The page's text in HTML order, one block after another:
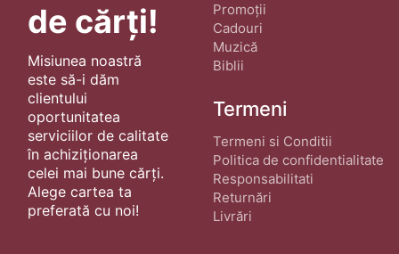
de cărți!
Misiunea noastră
este să-i dăm
clientului
oportunitatea
serviciilor de calitate
în achiziționarea
celei mai bune cărți.
Alege cartea ta
preferată cu noi!
Promoții
Cadouri
Muzică
Biblii
Termeni
Termeni si Conditii
Politica de confidentialitate
Responsabilitati
Returnări
Livrări